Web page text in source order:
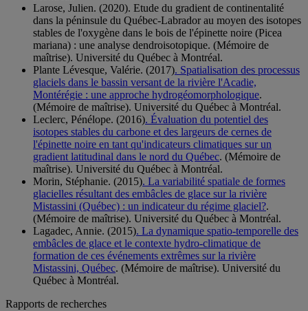
Larose, Julien. (2020). Etude du gradient de continentalité
dans la péninsule du Québec-Labrador au moyen des isotopes
stables de l'oxygène dans le bois de l'épinette noire (Picea
mariana) : une analyse dendroisotopique. (Mémoire de
maîtrise). Université du Québec à Montréal.
Plante Lévesque, Valérie. (2017). Spatialisation des processus
glaciels dans le bassin versant de la rivière l'Acadie,
Montérégie : une approche hydrogéomorphologique.
(Mémoire de maîtrise). Université du Québec à Montréal.
Leclerc, Pénélope. (2016). Évaluation du potentiel des
isotopes stables du carbone et des largeurs de cernes de
l'épinette noire en tant qu'indicateurs climatiques sur un
gradient latitudinal dans le nord du Québec. (Mémoire de
maîtrise). Université du Québec à Montréal.
Morin, Stéphanie. (2015). La variabilité spatiale de formes
glacielles résultant des embâcles de glace sur la rivière
Mistassini (Québec) : un indicateur du régime glaciel?.
(Mémoire de maîtrise). Université du Québec à Montréal.
Lagadec, Annie. (2015). La dynamique spatio-temporelle des
embâcles de glace et le contexte hydro-climatique de
formation de ces événements extrêmes sur la rivière
Mistassini, Québec. (Mémoire de maîtrise). Université du
Québec à Montréal.
Rapports de recherches